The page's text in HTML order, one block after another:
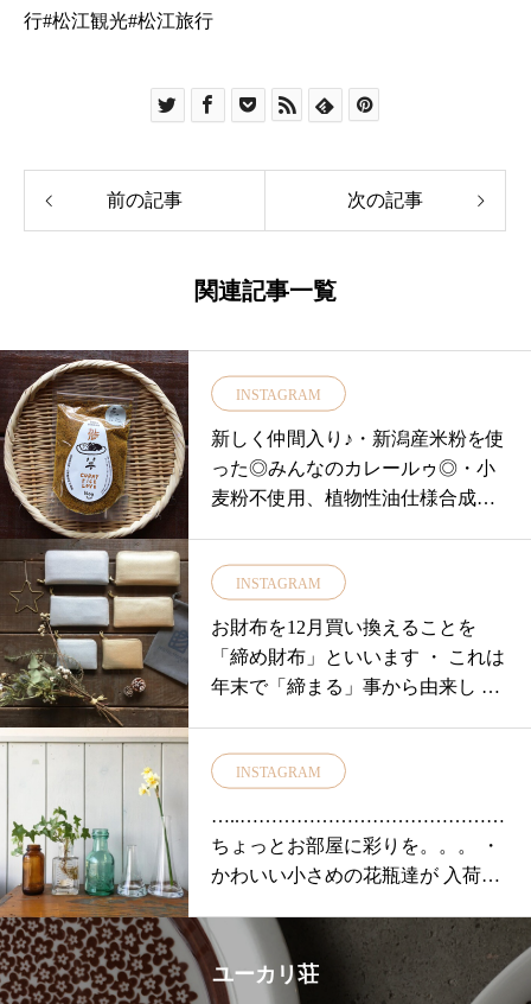
前の記事 次の記事
関連記事一覧
INSTAGRAM
新しく仲間入り♪・新潟産米粉を使
った◎みんなのカレールゥ◎・小
麦粉不使用、植物性油仕様合成添
ールゥです。パッケージも可愛く
て魅力的♡・◎ 鳥取名産あご入り
鰹ふりだし◎・鰹節、枯れ鯖節、
利尻昆布、香信椎茸に 鳥取名産の
万能の和風だしです。・◎野菜ブ
イヨン◎玉ねぎ じゃがいも 人参
キャベツ ブロッコリー セロリの6
種類の国内産野菜を使った マイル
ドな味わいの洋風ブイヨンです。
化学調味料 動物性原料を使ってい
ないので、野菜の旨味と甘みが、
素材本来の味を引き出してくれま
す。スープやシチューのベースや
INSTAGRAM
お財布を12月買い換えることを
「締め財布」といいます ・ これは
年末で「締まる」事から由来し 財
INSTAGRAM
…..……………………………………
ちょっとお部屋に彩りを。。。 ・
かわいい小さめの花瓶達が 入荷し
ユーカリ荘